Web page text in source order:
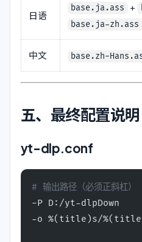
日语
base.ja.ass +
base.ja-zh.ass
中文 base.zh-
五、最终配置说明
yt-dlp.conf
# 输出路径（必须正斜杠）
-P D:/yt-dlpDown
-o %(title)s/